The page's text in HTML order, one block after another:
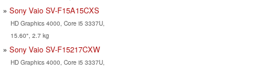
Sony Vaio SV-F15A15CXS
HD Graphics 4000, Core i5 3337U,
15.60", 2.7 kg
Sony Vaio SV-F15217CXW
HD Graphics 4000, Core i5 3337U,